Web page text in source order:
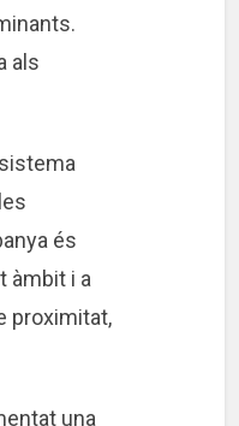
als
és
àmbit i a
proximitat,
una